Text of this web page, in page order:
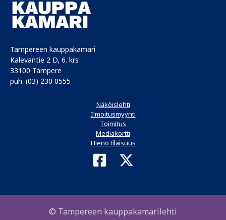
Tampereen kauppakamari
Kalevantie 2 D, 6. krs
33100 Tampere
puh. (03) 230 0555
Näköislehti
Ilmoitusmyynti
Toimitus
Mediakortti
Hieno tilaisuus
© Tampereen kauppakamarilehti